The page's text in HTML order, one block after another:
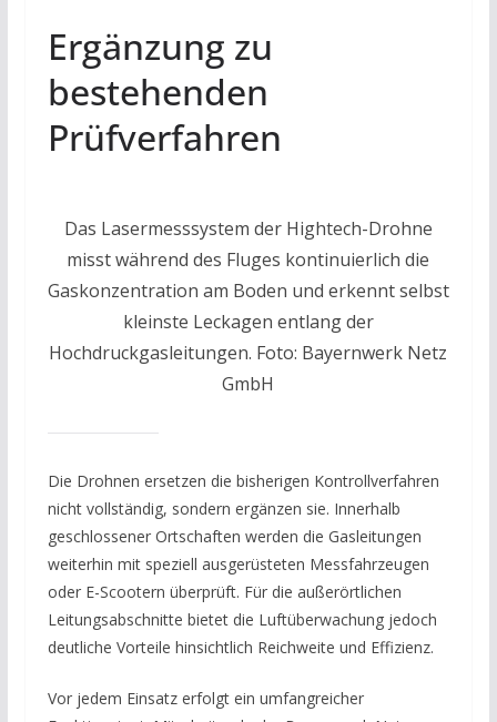
Ergänzung zu
bestehenden
Prüfverfahren
Das Lasermesssystem der Hightech-Drohne
misst während des Fluges kontinuierlich die
Gaskonzentration am Boden und erkennt selbst
kleinste Leckagen entlang der
Hochdruckgasleitungen. Foto: Bayernwerk Netz
GmbH
Die Drohnen ersetzen die bisherigen Kontrollverfahren
nicht vollständig, sondern ergänzen sie. Innerhalb
geschlossener Ortschaften werden die Gasleitungen
weiterhin mit speziell ausgerüsteten Messfahrzeugen
oder E-Scootern überprüft. Für die außerörtlichen
Leitungsabschnitte bietet die Luftüberwachung jedoch
deutliche Vorteile hinsichtlich Reichweite und Effizienz.
Vor jedem Einsatz erfolgt ein umfangreicher